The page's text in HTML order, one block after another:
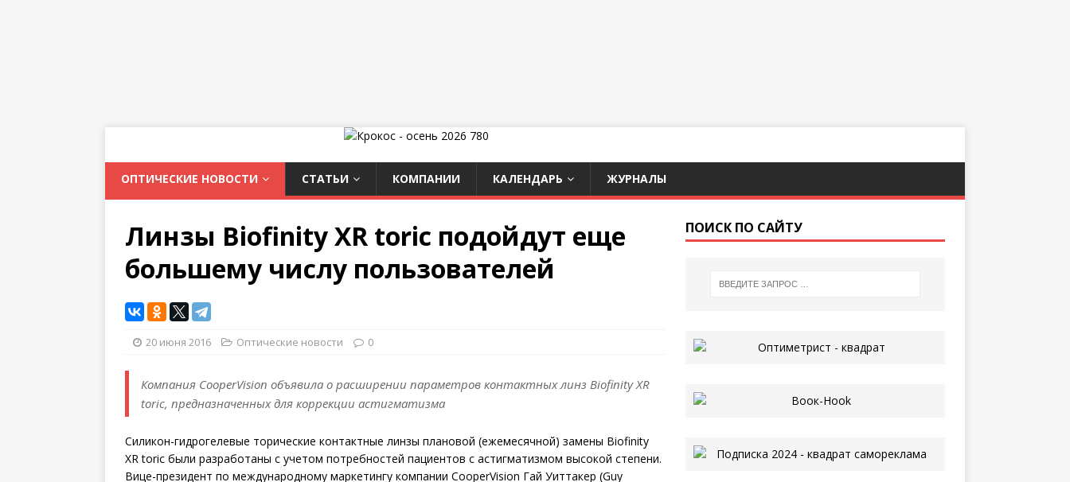
ОПТИЧЕСКИЕ НОВОСТИ СТАТЬИ КОМПАНИИ КАЛЕНДАРЬ ЖУРНАЛЫ
Линзы Biofinity XR toric подойдут еще
большему числу пользователей
20 июня 2016 Оптические новости 0
Компания CooperVision объявила о расширении параметров контактных линз Biofinity XR
toric, предназначенных для коррекции астигматизма
Силикон-гидрогелевые торические контактные линзы плановой (ежемесячной) замены Biofinity
XR toric были разработаны с учетом потребностей пациентов с астигматизмом высокой степени.
Вице-президент по международному маркетингу компании CooperVision Гай Уиттакер (Guy
ПОИСК ПО САЙТУ